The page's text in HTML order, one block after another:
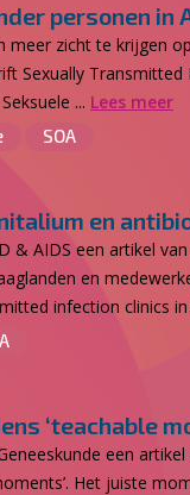
personen in
zicht te krijgen
Sexually
... Lees meer
SOA
en
& AIDS een artikel
en
infection clinics
‘teachable
een
Het juiste